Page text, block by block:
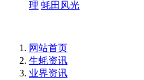
理 蚝田风光
网站首页
生蚝资讯
业界资讯